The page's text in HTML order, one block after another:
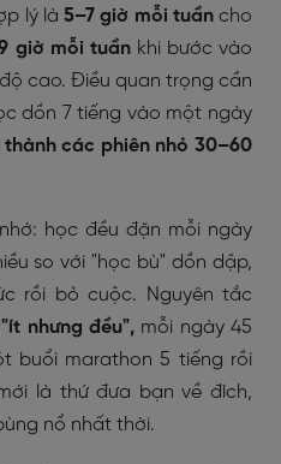
lý là5–7 giờ mỗi tuầncho
giờ mỗi tuầnkhi bước vào
cao. Điều quan trọng cần
dồn 7 tiếng vào một ngày
các phiên nhỏ 30–60
học đều đặn mỗi ngày
so với "học bù" dồn dập,
rồi bỏ cuộc. Nguyên tắc
"ít nhưng đều",mỗi ngày 45
buổi marathon 5 tiếng rồi
là thứ đưa bạn về đích,
nổ nhất thời.